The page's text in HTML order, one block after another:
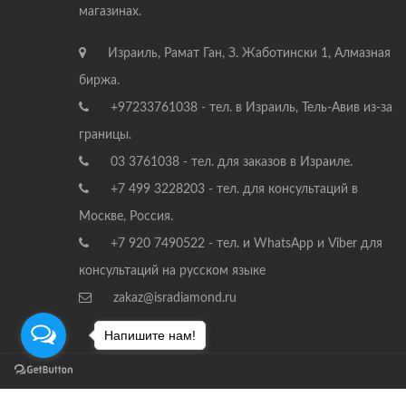
магазинах.
Израиль, Рамат Ган, З. Жаботински 1, Алмазная
биржа.
+97233761038 - тел. в Израиль, Тель-Авив из-за
границы.
03 3761038 - тел. для заказов в Израиле.
+7 499 3228203 - тел. для консультаций в
Москве, Россия.
+7 920 7490522 - тел. и WhatsApp и Viber для
консультаций на русском языке
zakaz@isradiamond.ru
Напишите нам!